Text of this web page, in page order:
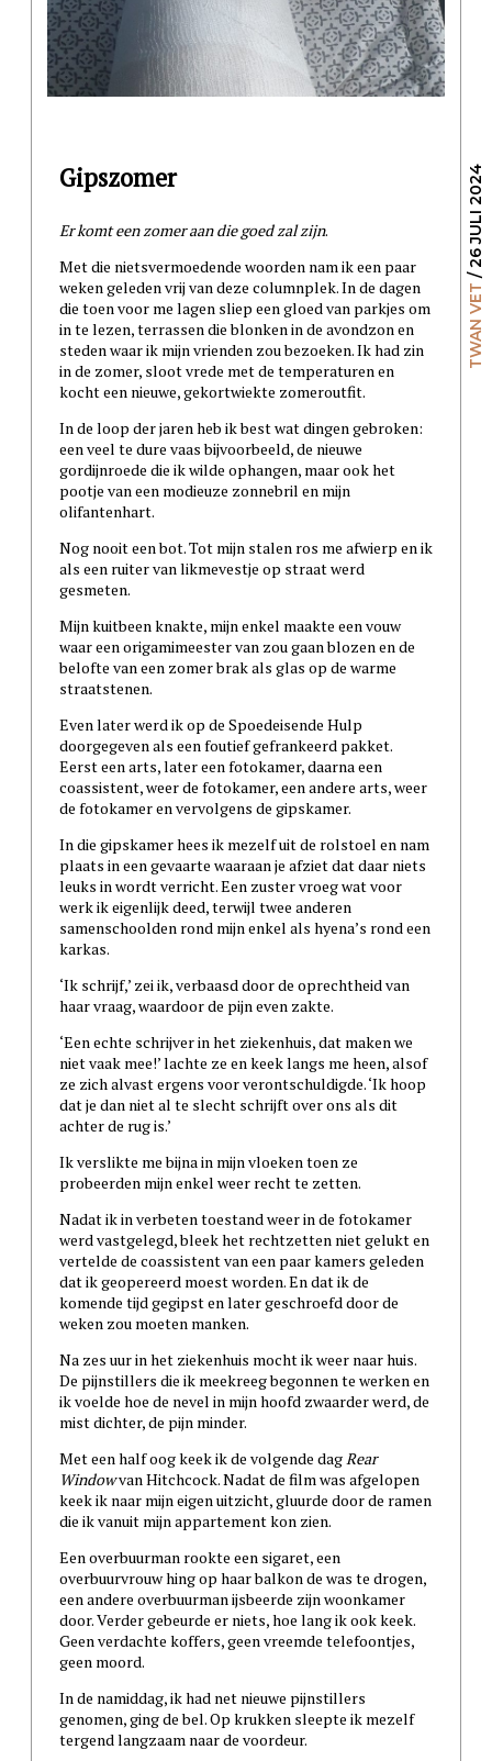
TWAN VET
/ 26 JULI 2024
Gipszomer
Er komt een zomer aan die goed zal zijn.
Met die nietsvermoedende woorden nam ik een paar
weken geleden vrij van deze columnplek. In de dagen
die toen voor me lagen sliep een gloed van parkjes om
in te lezen, terrassen die blonken in de avondzon en
steden waar ik mijn vrienden zou bezoeken. Ik had zin
in de zomer, sloot vrede met de temperaturen en
kocht een nieuwe, gekortwiekte zomeroutfit.
In de loop der jaren heb ik best wat dingen gebroken:
een veel te dure vaas bijvoorbeeld, de nieuwe
gordijnroede die ik wilde ophangen, maar ook het
pootje van een modieuze zonnebril en mijn
olifantenhart.
Nog nooit een bot. Tot mijn stalen ros me afwierp en ik
als een ruiter van likmevestje op straat werd
gesmeten.
Mijn kuitbeen knakte, mijn enkel maakte een vouw
waar een origamimeester van zou gaan blozen en de
belofte van een zomer brak als glas op de warme
straatstenen.
Even later werd ik op de Spoedeisende Hulp
doorgegeven als een foutief gefrankeerd pakket.
Eerst een arts, later een fotokamer, daarna een
coassistent, weer de fotokamer, een andere arts, weer
de fotokamer en vervolgens de gipskamer.
In die gipskamer hees ik mezelf uit de rolstoel en nam
plaats in een gevaarte waaraan je afziet dat daar niets
leuks in wordt verricht. Een zuster vroeg wat voor
werk ik eigenlijk deed, terwijl twee anderen
samenschoolden rond mijn enkel als hyena’s rond een
karkas.
‘Ik schrijf,’ zei ik, verbaasd door de oprechtheid van
haar vraag, waardoor de pijn even zakte.
‘Een echte schrijver in het ziekenhuis, dat maken we
niet vaak mee!’ lachte ze en keek langs me heen, alsof
ze zich alvast ergens voor verontschuldigde. ‘Ik hoop
dat je dan niet al te slecht schrijft over ons als dit
achter de rug is.’
Ik verslikte me bijna in mijn vloeken toen ze
probeerden mijn enkel weer recht te zetten.
Nadat ik in verbeten toestand weer in de fotokamer
werd vastgelegd, bleek het rechtzetten niet gelukt en
vertelde de coassistent van een paar kamers geleden
dat ik geopereerd moest worden. En dat ik de
komende tijd gegipst en later geschroefd door de
weken zou moeten manken.
Na zes uur in het ziekenhuis mocht ik weer naar huis.
De pijnstillers die ik meekreeg begonnen te werken en
ik voelde hoe de nevel in mijn hoofd zwaarder werd, de
mist dichter, de pijn minder.
Met een half oog keek ik de volgende dagRear
Windowvan Hitchcock. Nadat de film was afgelopen
keek ik naar mijn eigen uitzicht, gluurde door de ramen
die ik vanuit mijn appartement kon zien.
Een overbuurman rookte een sigaret, een
overbuurvrouw hing op haar balkon de was te drogen,
een andere overbuurman ijsbeerde zijn woonkamer
door. Verder gebeurde er niets, hoe lang ik ook keek.
Geen verdachte koffers, geen vreemde telefoontjes,
geen moord.
In de namiddag, ik had net nieuwe pijnstillers
genomen, ging de bel. Op krukken sleepte ik mezelf
tergend langzaam naar de voordeur.